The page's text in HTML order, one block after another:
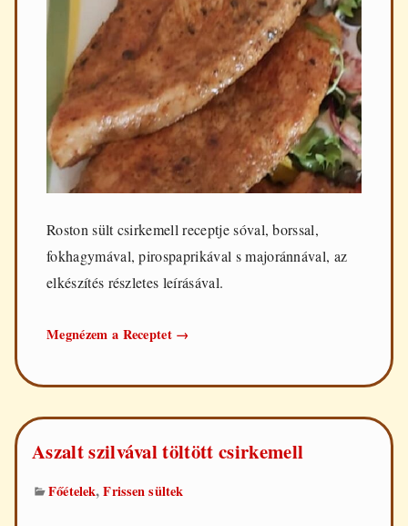
Roston sült csirkemell receptje sóval, borssal,
fokhagymával, pirospaprikával s majoránnával, az
elkészítés részletes leírásával.
Megnézem a Receptet Roston
→
Aszalt szilvával töltött csirkemell
Főételek,Frissen sültek